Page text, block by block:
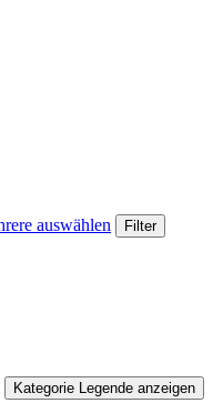
Kategorie Legende anzeigen